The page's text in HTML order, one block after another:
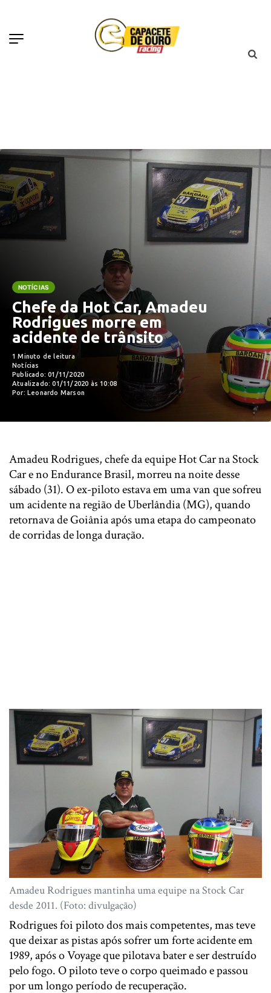
NOTÍCIAS
Chefe da Hot Car, Amadeu
Rodrigues morre em
acidente de trânsito
1 Minuto de leitura
Notícias
Publicado: 01/11/2020
Atualizado: 01/11/2020 às 10:08
Por: Leonardo Marson
Amadeu Rodrigues, chefe da equipe Hot Car na Stock
Car e no Endurance Brasil, morreu na noite desse
sábado (31). O ex-piloto estava em uma van que sofreu
um acidente na região de Uberlândia (MG), quando
retornava de Goiânia após uma etapa do campeonato
de corridas de longa duração.
Amadeu Rodrigues mantinha uma equipe na Stock Car
desde 2011. (Foto: divulgação)
Rodrigues foi piloto dos mais competentes, mas teve
que deixar as pistas após sofrer um forte acidente em
1989, após o Voyage que pilotava bater e ser destruído
pelo fogo. O piloto teve o corpo queimado e passou
por um longo período de recuperação.